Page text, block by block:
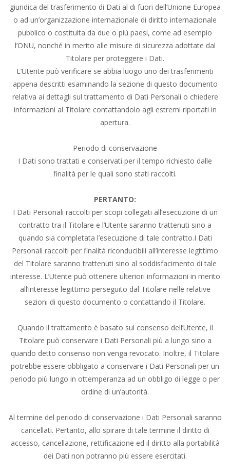
giuridica del trasferimento di Dati al di fuori dell’Unione Europea
o ad un’organizzazione internazionale di diritto internazionale
pubblico o costituita da due o più paesi, come ad esempio
l’ONU, nonché in merito alle misure di sicurezza adottate dal
Titolare per proteggere i Dati.
L’Utente può verificare se abbia luogo uno dei trasferimenti
appena descritti esaminando la sezione di questo documento
relativa ai dettagli sul trattamento di Dati Personali o chiedere
informazioni al Titolare contattandolo agli estremi riportati in
apertura.
Periodo di conservazione
I Dati sono trattati e conservati per il tempo richiesto dalle
finalità per le quali sono stati raccolti.
PERTANTO:
I Dati Personali raccolti per scopi collegati all’esecuzione di un
contratto tra il Titolare e l’Utente saranno trattenuti sino a
quando sia completata l’esecuzione di tale contratto.I Dati
Personali raccolti per finalità riconducibili all’interesse legittimo
del Titolare saranno trattenuti sino al soddisfacimento di tale
interesse. L’Utente può ottenere ulteriori informazioni in merito
all’interesse legittimo perseguito dal Titolare nelle relative
sezioni di questo documento o contattando il Titolare.
Quando il trattamento è basato sul consenso dell’Utente, il
Titolare può conservare i Dati Personali più a lungo sino a
quando detto consenso non venga revocato. Inoltre, il Titolare
potrebbe essere obbligato a conservare i Dati Personali per un
periodo più lungo in ottemperanza ad un obbligo di legge o per
ordine di un’autorità.
Al termine del periodo di conservazione i Dati Personali saranno
cancellati. Pertanto, allo spirare di tale termine il diritto di
accesso, cancellazione, rettificazione ed il diritto alla portabilità
dei Dati non potranno più essere esercitati.